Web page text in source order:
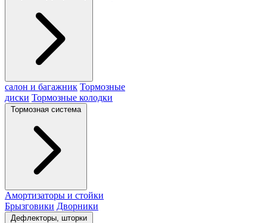
салон и багажник Тормозные
диски Тормозные колодки
Тормозная система
Амортизаторы и стойки
Брызговики Дворники
Дефлекторы, шторки